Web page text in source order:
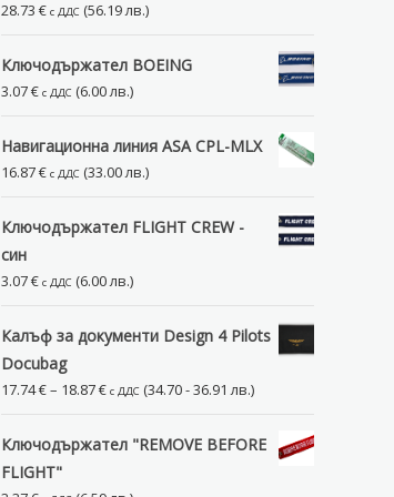
28.73€ с ДДС (56.19 лв.)
Ключодържател BOEING
3.07€ с ДДС (6.00 лв.)
Навигационна линия ASA CPL-MLX
16.87€ с ДДС (33.00 лв.)
Ключодържател FLIGHT CREW -
син
3.07€ с ДДС (6.00 лв.)
Калъф за документи Design 4 Pilots
Docubag
17.74€– 18.87€Price
17.74 €
18.87 €
с ДДС (34.70 - 36.91 лв.)
Ключодържател "REMOVE BEFORE
FLIGHT"